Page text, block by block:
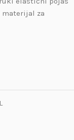
materijal za